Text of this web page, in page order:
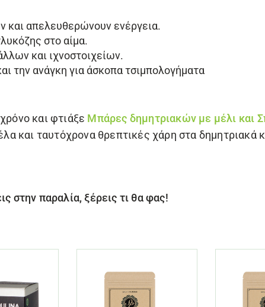
και απελευθερώνουν ενέργεια.
στο αίμα.
και ιχνοστοιχείων.
την ανάγκη για άσκοπα τσιμπολογήματα
και φτιάξε Μπάρες δημητριακών με μέλι και
και ταυτόχρονα θρεπτικές χάρη στα δημητριακά
στην παραλία, ξέρεις τι θα φας!